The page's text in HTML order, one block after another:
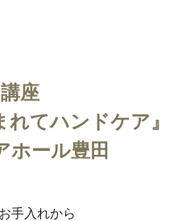
座
れてハンドケア』
ホール豊田
手入れから